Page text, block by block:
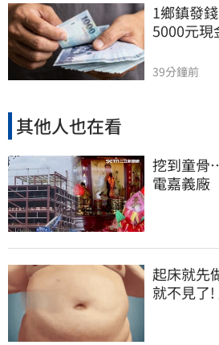
1鄉鎮發
5000元現
39分鐘前
其他人也在看
挖到童骨
電嘉義廠
起床就先
就不見了!